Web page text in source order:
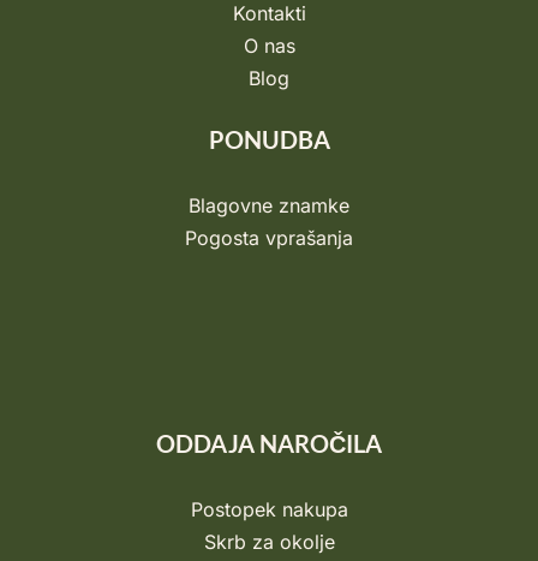
Kontakti
O nas
Blog
PONUDBA
Blagovne znamke
Pogosta vprašanja
ODDAJA NAROČILA
Postopek nakupa
Skrb za okolje